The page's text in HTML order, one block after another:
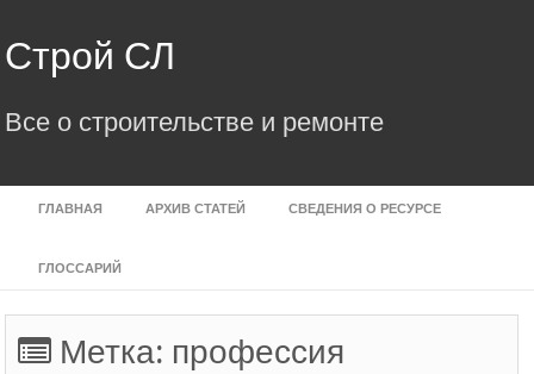
to
content
Строй СЛ
Все о строительстве и ремонте
ГЛАВНАЯ АРХИВ СТАТЕЙ СВЕДЕНИЯ О РЕСУРСЕ
ГЛОССАРИЙ
Метка: профессия